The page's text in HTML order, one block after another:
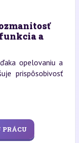
a
opelovaniu a
prispôsobivosť